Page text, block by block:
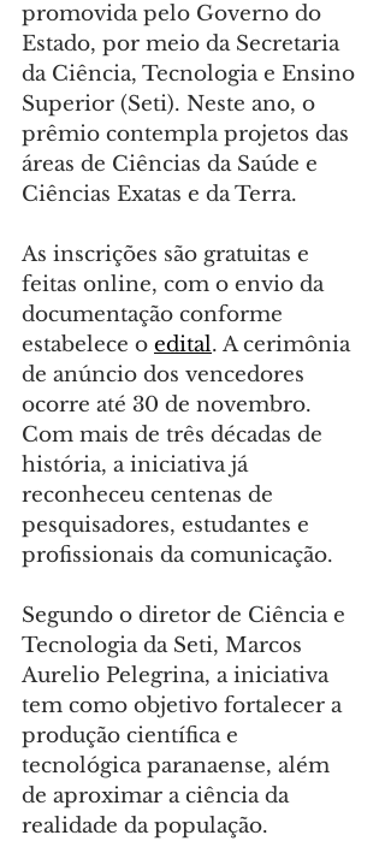
promovida pelo Governo do
Estado, por meio da Secretaria
da Ciência, Tecnologia e Ensino
Superior (Seti). Neste ano, o
prêmio contempla projetos das
áreas de Ciências da Saúde e
Ciências Exatas e da Terra.
As inscrições são gratuitas e
feitas online, com o envio da
documentação conforme
estabelece o edital. A cerimônia
de anúncio dos vencedores
ocorre até 30 de novembro.
Com mais de três décadas de
história, a iniciativa já
reconheceu centenas de
pesquisadores, estudantes e
profissionais da comunicação.
Segundo o diretor de Ciência e
Tecnologia da Seti, Marcos
Aurelio Pelegrina, a iniciativa
tem como objetivo fortalecer a
produção científica e
tecnológica paranaense, além
de aproximar a ciência da
realidade da população.